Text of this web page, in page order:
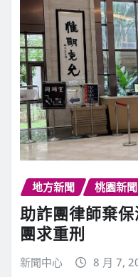
地方新聞 桃園新聞
助詐團律師棄
團求重刑
新聞中心 8 月 7,